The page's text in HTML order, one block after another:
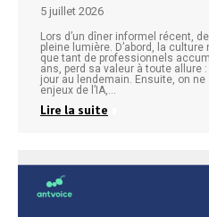
5 juillet 2026
Lors d’un dîner informel récent,
pleine lumière. D’abord, la
que tant de professionnels
ans, perd sa valeur à toute allure
jour au lendemain. Ensuite, on
enjeux de l’IA,…
Lire la suite